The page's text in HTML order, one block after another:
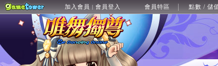
加入會員 | 會員登入 會員特區 點數 / 儲